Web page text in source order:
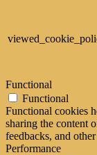
Functional
Functional
Functional cookies
sharing the content
feedbacks, and
Performance